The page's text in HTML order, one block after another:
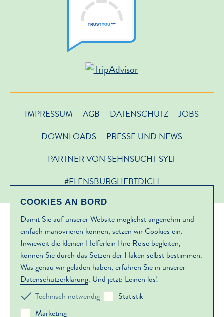
IMPRESSUM AGB DATENSCHUTZ
JOBS
DOWNLOADS
PRESSE UND NEWS
PARTNER VON SEHNSUCHT SYLT
#FLENSBURGLIEBTDICH
COOKIES AN BORD
Damit Sie auf unserer Website möglichst angenehm und
einfach manövrieren können, setzen wir Cookies ein.
Inwieweit die kleinen Helferlein Ihre Reise begleiten,
können Sie durch das Setzen der Haken selbst bestimmen.
Was genau wir geladen haben, erfahren Sie in unserer
Datenschutzerklärung. Und jetzt: Leinen los!
Technisch notwendig
Statistik
Marketing